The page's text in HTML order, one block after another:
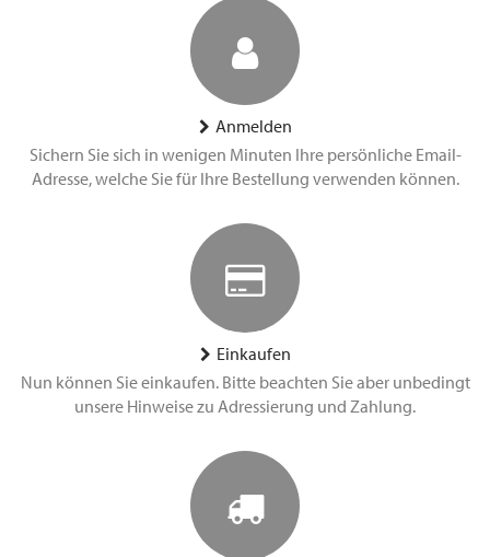
Anmelden
Sichern Sie sich in wenigen Minuten Ihre persönliche Email-
Adresse, welche Sie für Ihre Bestellung verwenden können.
Einkaufen
Nun können Sie einkaufen. Bitte beachten Sie aber unbedingt
unsere Hinweise zu Adressierung und Zahlung.